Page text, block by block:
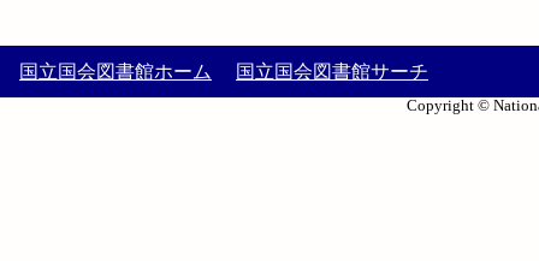
国立国会図書館ホーム 国立国会図書館サーチ
Copyright ©